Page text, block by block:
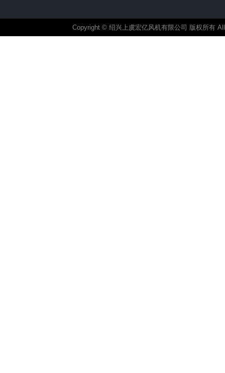
Copyright © 绍兴上虞宏亿风机有限公司 版权所有